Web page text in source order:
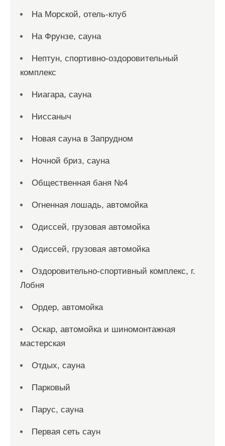
На Морской, отель-клуб
На Фрунзе, сауна
Нептун, спортивно-оздоровительный
комплекс
Ниагара, сауна
Ниссаныч
Новая сауна в Запрудном
Ночной бриз, сауна
Общественная баня №4
Огненная лошадь, автомойка
Одиссей, грузовая автомойка
Одиссей, грузовая автомойка
Оздоровительно-спортивный комплекс, г.
Лобня
Ордер, автомойка
Оскар, автомойка и шиномонтажная
мастерская
Отдых, сауна
Парковый
Парус, сауна
Первая сеть саун